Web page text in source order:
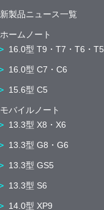
新製品ニュース一覧
ホームノート
16.0型 T9・T7・T6・T5
16.0型 C7・C6
15.6型 C5
モバイルノート
13.3型 X8・X6
13.3型 G8・G6
13.3型 GS5
13.3型 S6
14.0型 XP9